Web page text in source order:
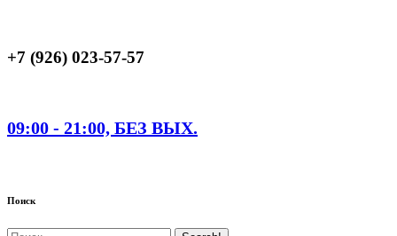
+7 (926) 023-57-57
09:00 - 21:00, БЕЗ ВЫХ.
Поиск